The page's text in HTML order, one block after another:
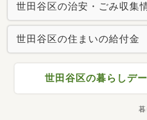
世田谷区の治安・ごみ収集
世田谷区の住まいの給付金
世田谷区の暮らしデ
暮